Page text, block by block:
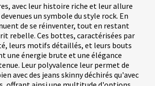
avec leur histoire riche et leur allure
un symbole du style rock. En
de se réinventer, tout en restant
rebelle. Ces bottes, caractérisées par
leurs motifs détaillés, et leurs bouts
une énergie brute et une élégance
Leur polyvalence leur permet de
avec des jeans skinny déchirés qu'avec